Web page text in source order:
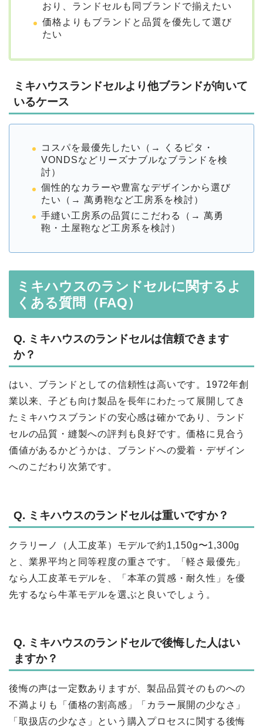
おり、ランドセルも同ブランドで揃えたい
価格よりもブランドと品質を優先して選び
たい
ミキハウスランドセルより他ブランドが向いて
いるケース
コスパを最優先したい（→ くるピタ・
VONDSなどリーズナブルなブランドを検
討）
個性的なカラーや豊富なデザインから選び
たい（→ 萬勇鞄など工房系を検討）
手縫い工房系の品質にこだわる（→ 萬勇
鞄・土屋鞄など工房系を検討）
ミキハウスのランドセルに関するよ
くある質問（FAQ）
Q. ミキハウスのランドセルは信頼できます
か？
はい、ブランドとしての信頼性は高いです。1972年創
業以来、子ども向け製品を長年にわたって展開してき
たミキハウスブランドの安心感は確かであり、ランド
セルの品質・縫製への評判も良好です。価格に見合う
価値があるかどうかは、ブランドへの愛着・デザイン
へのこだわり次第です。
Q. ミキハウスのランドセルは重いですか？
クラリーノ（人工皮革）モデルで約1,150g〜1,300g
と、業界平均と同等程度の重さです。「軽さ最優先」
なら人工皮革モデルを、「本革の質感・耐久性」を優
先するなら牛革モデルを選ぶと良いでしょう。
Q. ミキハウスのランドセルで後悔した人はい
ますか？
後悔の声は一定数ありますが、製品品質そのものへの
不満よりも「価格の割高感」「カラー展開の少なさ」
「取扱店の少なさ」という購入プロセスに関する後悔